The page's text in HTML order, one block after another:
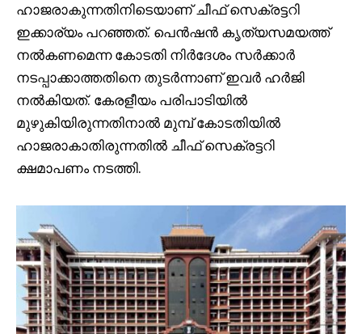
ഹാജരാകുന്നതിനിടെയാണ് ചീഫ് സെക്രട്ടറി
ഇക്കാര്യം പറഞ്ഞത്. പെൻഷൻ കൃത്യസമയത്ത്
നൽകണമെന്ന കോടതി നിർദേശം സർക്കാർ
നടപ്പാക്കാത്തതിനെ തുടർന്നാണ് ഇവർ ഹർജി
നൽകിയത്. കേരളീയം പരിപാടിയിൽ
മുഴുകിയിരുന്നതിനാൽ മുമ്പ് കോടതിയിൽ
ഹാജരാകാതിരുന്നതിൽ ചീഫ് സെക്രട്ടറി
ക്ഷമാപണം നടത്തി.